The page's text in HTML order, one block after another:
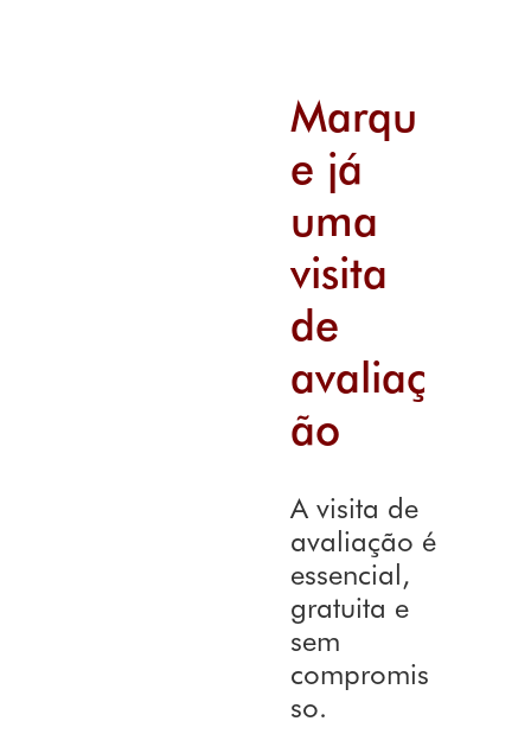
Marqu
e já
uma
visita
de
avaliaç
ão
A visita de
avaliação é
essencial,
gratuita e
sem
compromis
so.